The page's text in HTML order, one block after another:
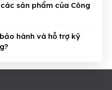
sản phẩm của Công
hành và hỗ trợ kỹ